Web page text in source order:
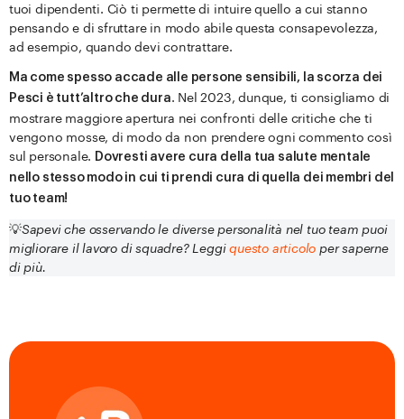
tuoi dipendenti. Ciò ti permette di intuire quello a cui stanno
pensando e di sfruttare in modo abile questa consapevolezza,
ad esempio, quando devi contrattare.
Ma come spesso accade alle persone sensibili, la scorza dei
Pesci è tutt’altro che dura. Nel 2023, dunque, ti consigliamo di
mostrare maggiore apertura nei confronti delle critiche che ti
vengono mosse, di modo da non prendere ogni commento così
sul personale. Dovresti avere cura della tua salute mentale
nello stesso modo in cui ti prendi cura di quella dei membri del
tuo team!
💡Sapevi che osservando le diverse personalità nel tuo team puoi
migliorare il lavoro di squadre? Leggiquesto articolo per saperne
di più.